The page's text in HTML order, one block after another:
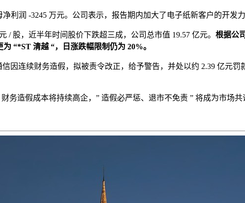
利润 -3245 万元。公司表示，报告期内加大了电子纸新客户的开发
/ 股，近半年时间股价下跌超三成，公司总市值 19.57 亿元。 根据公
“*ST 清越 “，日涨跌幅限制仍为 20%。
因连续财务造假，拟被责令改正，给予警告，并处以约 2.39 亿元
务造假成本将持续高企，” 造假必严惩、退市不免责 ” 将成为市场共